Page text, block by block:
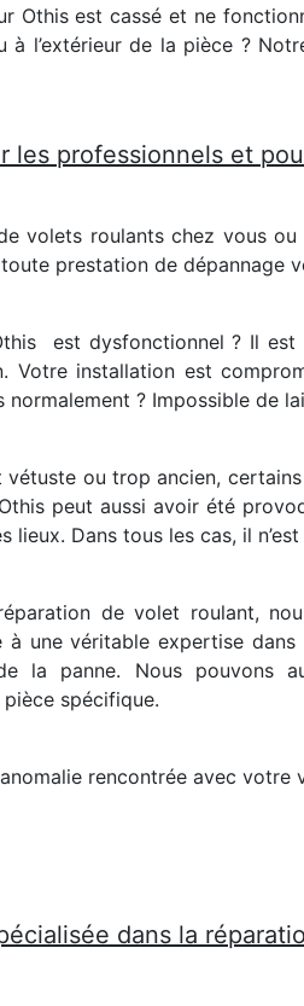
Othis est cassé et ne
à l’extérieur de la pièce ?
les professionnels et
volets roulants chez vous
prestation de dépannage
est dysfonctionnel ? Il est
Votre installation est
normalement ? Impossible de
ou trop ancien,
peut aussi avoir été
lieux. Dans tous les cas, il
de volet roulant,
à une véritable expertise
la panne. Nous pouvons
pièce spécifique.
rencontrée avec votre
dans la